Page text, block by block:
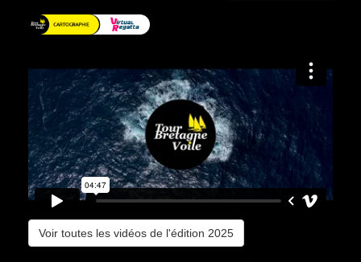
Voir toutes les vidéos de l'édition 2025